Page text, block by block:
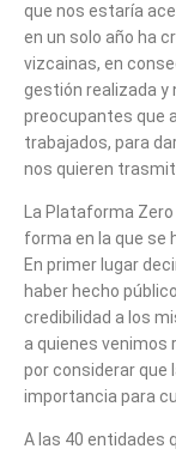
que nos estaría
en un solo año ha
vizcainas, en
gestión realizada y
preocupantes que
trabajados, para
nos quieren
La Plataforma
forma en la que se
En primer lugar
haber hecho
credibilidad a los
a quienes venimos
por considerar que
importancia para
A las 40 entidades